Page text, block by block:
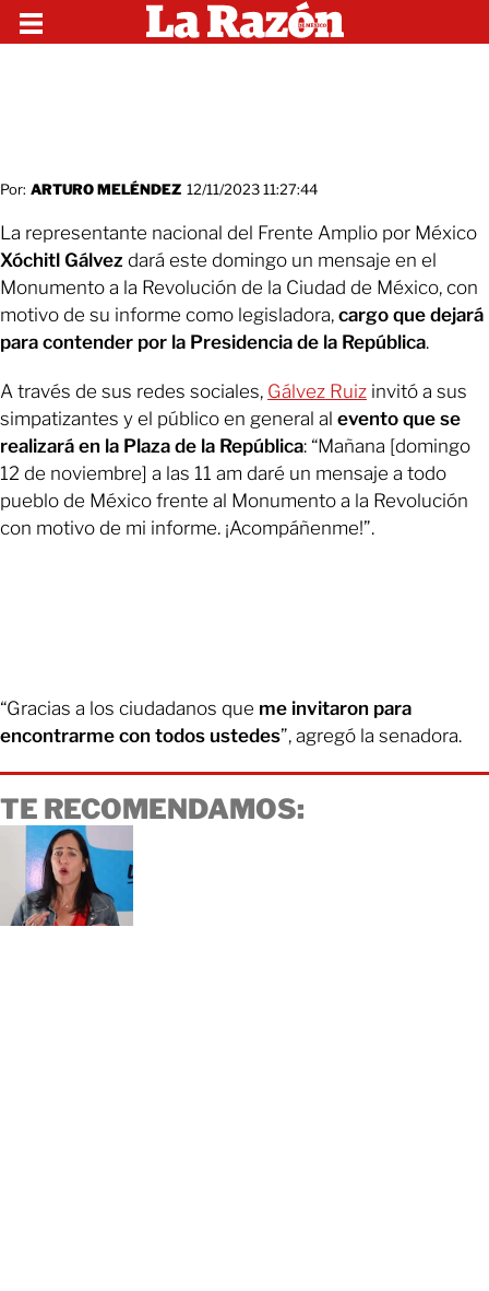
Por: ARTURO MELÉNDEZ 12/11/2023 11:27:44
La representante nacional del Frente Amplio por México
Xóchitl Gálvez dará este domingo un mensaje en el
Monumento a la Revolución de la Ciudad de México, con
motivo de su informe como legisladora, cargo que dejará
para contender por la Presidencia de la República.
A través de sus redes sociales, Gálvez Ruiz invitó a sus
simpatizantes y el público en general al evento que se
realizará en la Plaza de la República: “Mañana [domingo
12 de noviembre] a las 11 am daré un mensaje a todo
pueblo de México frente al Monumento a la Revolución
con motivo de mi informe. ¡Acompáñenme!”.
“Gracias a los ciudadanos que me invitaron para
encontrarme con todos ustedes”, agregó la senadora.
TE RECOMENDAMOS: